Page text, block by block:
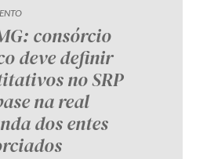
consórcio
deve definir
no SRP
na real
dos entes